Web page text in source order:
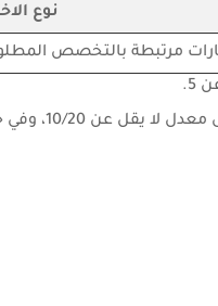
نوع
مرتبطة بالتخصص
تحصر لائحة الناجحين ولائحة